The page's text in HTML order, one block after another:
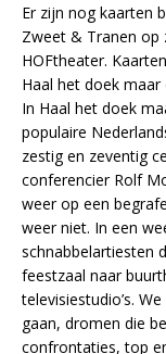
Er zijn nog kaarten
Zweet & Tranen op
HOFtheater.
Haal het doek maar
In Haal het doek
populaire
zestig en zeventig
conferencier Rolf
weer op een
weer niet. In een
schnabbelartiesten
feestzaal naar
televisiestudio’s.
gaan, dromen die
confrontaties, top